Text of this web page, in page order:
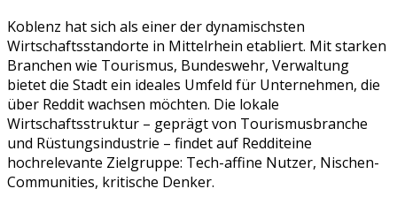
Koblenz hat sich als einer der dynamischsten
Wirtschaftsstandorte in Mittelrhein etabliert. Mit starken
Branchen wie Tourismus, Bundeswehr, Verwaltung
bietet die Stadt ein ideales Umfeld für Unternehmen, die
über Redditwachsen möchten. Die lokale
Wirtschaftsstruktur – geprägt von Tourismusbranche
und Rüstungsindustrie – findet auf Redditeine
hochrelevante Zielgruppe: Tech-affine Nutzer, Nischen-
Communities, kritische Denker.